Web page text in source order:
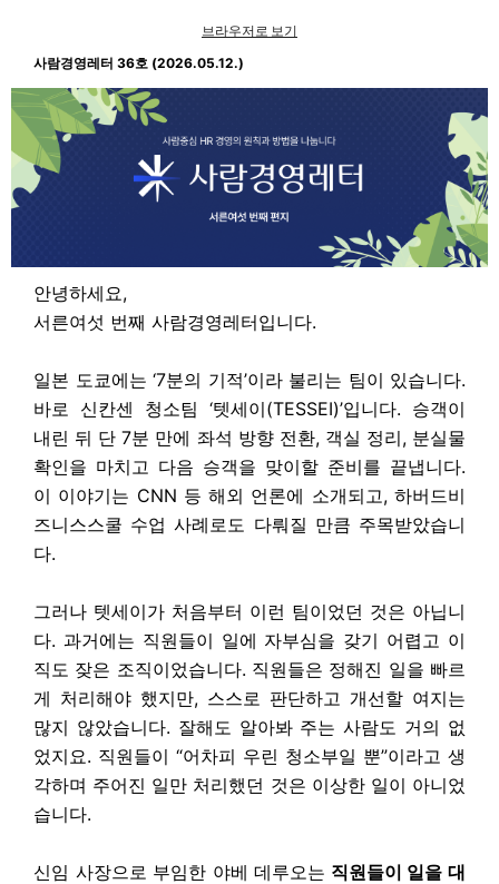
브라우저로 보기
사람경영레터 36호 (2026.05.12.)
안녕하세요,
서른여섯 번째 사람경영레터입니다.
일본 도쿄에는 ‘7분의 기적’이라 불리는 팀이 있습니다.
바로 신칸센 청소팀 ‘텟세이(TESSEI)’입니다. 승객이
내린 뒤 단 7분 만에 좌석 방향 전환, 객실 정리, 분실물
확인을 마치고 다음 승객을 맞이할 준비를 끝냅니다.
이 이야기는 CNN 등 해외 언론에 소개되고, 하버드비
즈니스스쿨 수업 사례로도 다뤄질 만큼 주목받았습니
다.
그러나 텟세이가 처음부터 이런 팀이었던 것은 아닙니
다. 과거에는 직원들이 일에 자부심을 갖기 어렵고 이
직도 잦은 조직이었습니다. 직원들은 정해진 일을 빠르
게 처리해야 했지만, 스스로 판단하고 개선할 여지는
많지 않았습니다. 잘해도 알아봐 주는 사람도 거의 없
었지요. 직원들이 “어차피 우린 청소부일 뿐”이라고 생
각하며 주어진 일만 처리했던 것은 이상한 일이 아니었
습니다.
신임 사장으로 부임한 야베 데루오는 직원들이 일을 대